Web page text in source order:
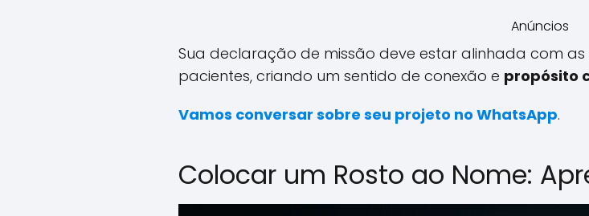
Anúncios
Sua declaração de missão deve estar alinhada com
pacientes, criando um sentido de conexão e propósito
Vamos conversar sobre seu projeto no WhatsApp.
Colocar um Rosto ao Nome: